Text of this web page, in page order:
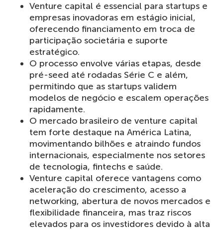
Venture capital é essencial para startups e
empresas inovadoras em estágio inicial,
oferecendo financiamento em troca de
participação societária e suporte
estratégico.
O processo envolve várias etapas, desde
pré-seed até rodadas Série C e além,
permitindo que as startups validem
modelos de negócio e escalem operações
rapidamente.
O mercado brasileiro de venture capital
tem forte destaque na América Latina,
movimentando bilhões e atraindo fundos
internacionais, especialmente nos setores
de tecnologia, fintechs e saúde.
Venture capital oferece vantagens como
aceleração do crescimento, acesso a
networking, abertura de novos mercados e
flexibilidade financeira, mas traz riscos
elevados para os investidores devido à alta